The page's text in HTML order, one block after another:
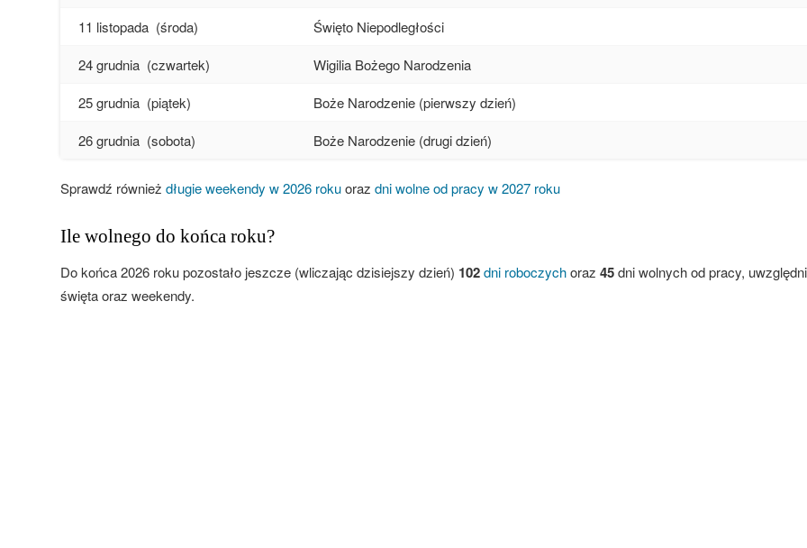
11 listopada (środa)
Święto Niepodległości
24 grudnia (czwartek)
Wigilia Bożego Narodzenia
25 grudnia (piątek)
Boże Narodzenie (pierwszy dzień)
26 grudnia (sobota) Boże Narodzenie (drugi dzień)
Sprawdź również długie weekendy w 2026 rokuoraz dni wolne od pracy w 2027 roku
Ile wolnego do końca roku?
Do końca 2026 roku pozostało jeszcze (wliczając dzisiejszy dzień) 102dni roboczychoraz 45dni wolnych od pracy,
święta oraz weekendy.